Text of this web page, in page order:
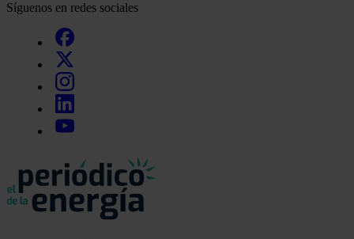
Síguenos en redes sociales